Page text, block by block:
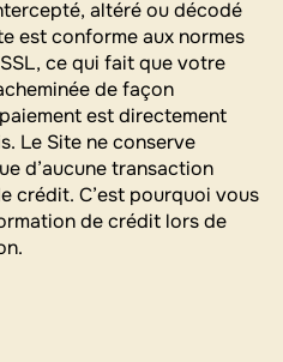
altéré ou décodé
est conforme aux normes
ce qui fait que votre
de façon
est directement
Le Site ne conserve
d’aucune transaction
crédit. C’est pourquoi vous
de crédit lors de